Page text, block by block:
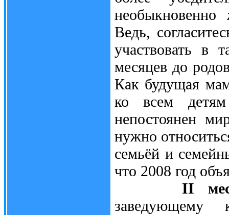
Ведь,
участвовать в
месяцев до
Как будущая
ко всем
непостоянен
нужно
семьёй и
что 2008 год
II
заведующему